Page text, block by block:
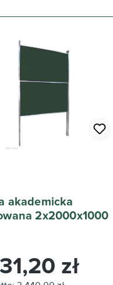
akademicka
2x2000x1000
zł